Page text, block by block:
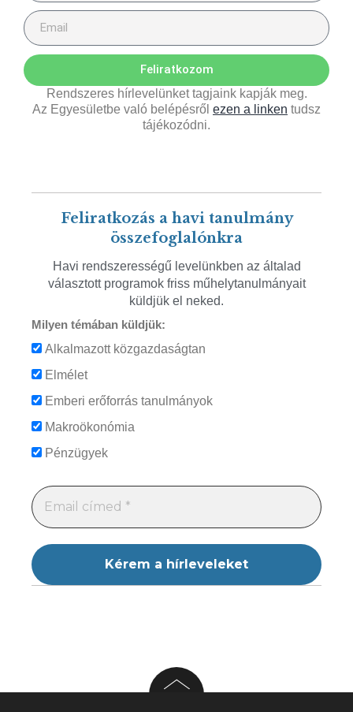
Feliratkozom
Rendszeres hírlevelünket tagjaink kapják meg.
Az Egyesületbe való belépésről ezen a linken tudsz
tájékozódni.
Feliratkozás a havi tanulmány
összefoglalónkra
Havi rendszerességű levelünkben az általad
választott programok friss műhelytanulmányait
küldjük el neked.
Milyen témában küldjük:
Alkalmazott közgazdaságtan
Elmélet
Emberi erőforrás tanulmányok
Makroökonómia
Pénzügyek